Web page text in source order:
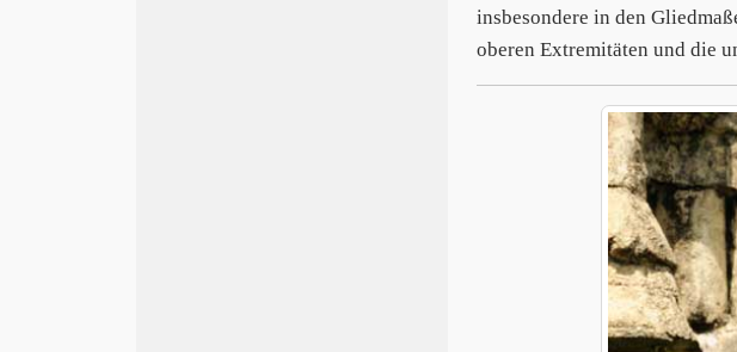
insbesondere in den
oberen Extremitäten und die